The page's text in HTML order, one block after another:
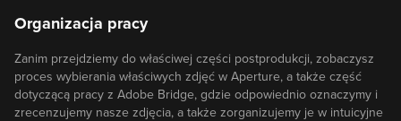
Organizacja pracy
Zanim przejdziemy do właściwej części postprodukcji, zobaczysz
proces wybierania właściwych zdjęć w Aperture, a także część
dotyczącą pracy z Adobe Bridge, gdzie odpowiednio oznaczymy i
zrecenzujemy nasze zdjęcia, a także zorganizujemy je w intuicyjne